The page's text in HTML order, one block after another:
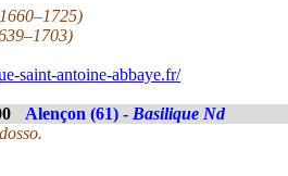
saint-antoine-abbaye.fr/
Alençon (61) - Basilique Nd